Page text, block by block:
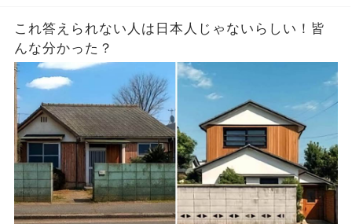
これ答えられない人は日本人じゃないらしい￼！皆
んな分かった？